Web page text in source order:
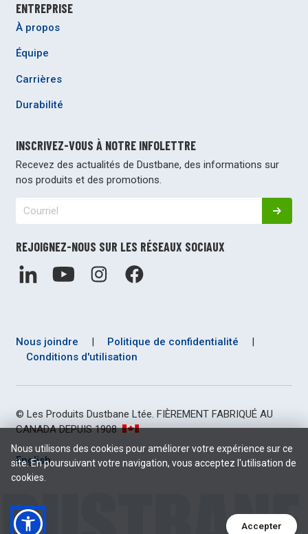
ENTREPRISE
À propos
Équipe
Carrières
Durabilité
INSCRIVEZ-VOUS À NOTRE INFOLETTRE
Recevez des actualités de Dustbane, des informations sur
nos produits et des promotions.
REJOIGNEZ-NOUS SUR LES RÉSEAUX SOCIAUX
Nous joindre | Politique de confidentialité
|
Conditions d'utilisation
© Les Produits Dustbane Ltée. FIÈREMENT FABRIQUÉ AU
CANADA DEPUIS 1908
English
Nous utilisons des cookies pour améliorer votre expérience sur ce
site. En poursuivant votre navigation, vous acceptez l'utilisation de
cookies.
Accepter